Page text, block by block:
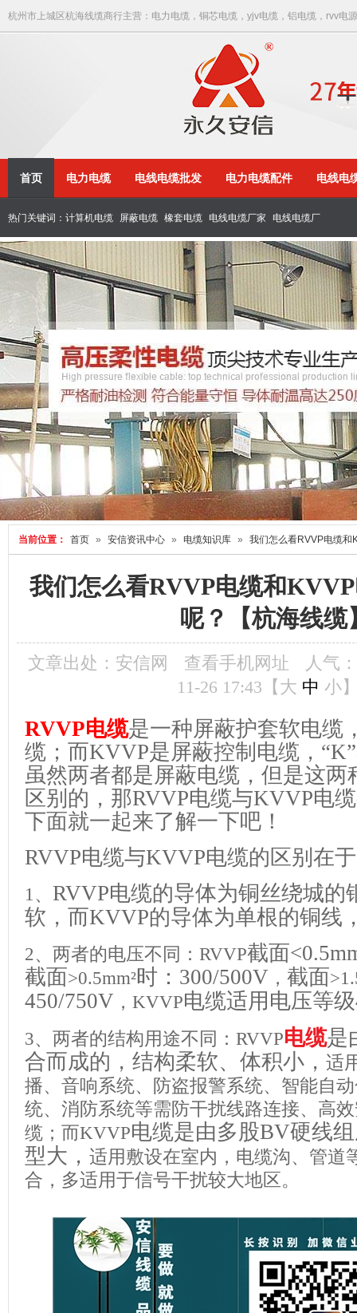
杭州市上城区杭海线缆商行主营：电力电缆，铜芯电缆，yjv电缆，铝电缆，rvv电
首页 电力电缆 电线电缆批发 电力电缆配件 电线电
热门关键词： 计算机电缆 屏蔽电缆 橡套电缆 电线电缆厂家 电线电缆厂
当前位置： 首页 » 安信资讯中心 » 电缆知识库 » 我们怎么看RVVP电缆和
我们怎么看RVVP电缆和
呢？【杭海线缆
文章出处：安信网 查看手机网址
人气：
11-26 17:43【 大 中 小
RVVP电缆是一种屏蔽护套软电缆
缆；而KVVP是屏蔽控制电缆，“K
虽然两者都是屏蔽电缆，但是这两
区别的，那RVVP电缆与KVVP电
下面就一起来了解一下吧！
RVVP电缆与KVVP电缆的区别在
1、 RVVP电缆的导体为铜丝绕城的
软，而KVVP的导体为单根的铜线
2、两者的电压不同： RVVP截面
截面>0.5mm²时： 300/500V ， 截面
450/750V ， KVVP电缆适用电压等级
3、两者的结构用途不同： RVVP电缆是
合而成的，结构柔软、体积小， 适
播、音响系统、防盗报警系统、智能自
统、消防系统等需防干扰线路连接、高
缆；而KVVP电缆是由多股BV硬线
型大， 适用敷设在室内，电缆沟、管道
合，多适用于信号干扰较大地区。